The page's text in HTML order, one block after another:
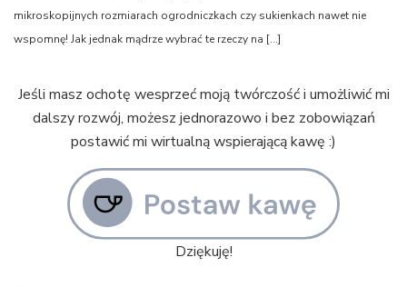
mikroskopijnych rozmiarach ogrodniczkach czy sukienkach nawet nie
wspomnę! Jak jednak mądrze wybrać te rzeczy na […]
Jeśli masz ochotę wesprzeć moją twórczość i umożliwić mi
dalszy rozwój, możesz jednorazowo i bez zobowiązań
postawić mi wirtualną wspierającą kawę :)
Dziękuję!